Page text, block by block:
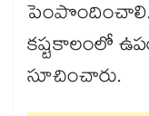
పెంపొందించాలి.
కష్టకాలంలో
సూచించారు.